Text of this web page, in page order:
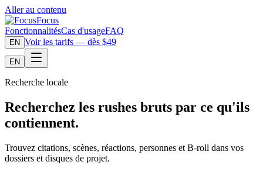
Aller au contenu
Focus
FonctionnalitésCas d'usageFAQ
EN Voir les tarifs — dès $49
EN
Recherche locale
Recherchez les rushes bruts par ce qu'ils
contiennent.
Trouvez citations, scènes, réactions, personnes et B-roll dans vos
dossiers et disques de projet.